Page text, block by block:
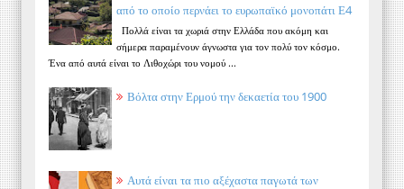
από το οποίο περνάει το ευρωπαϊκό μονοπάτι Ε4
Πολλά είναι τα χωριά στην Ελλάδα που ακόμη και
σήμερα παραμένουν άγνωστα για τον πολύ τον κόσμο.
Ένα από αυτά είναι το Λιθοχώρι του νομού ...
Βόλτα στην Ερμού την δεκαετία του 1900
Αυτά είναι τα πιο αξέχαστα παγωτά των